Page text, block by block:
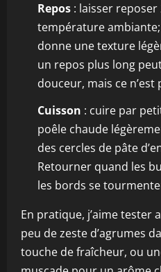
Repos : laisser reposer
température
donne une texture
un repos plus long
douceur, mais ce
Cuisson : cuire par
poêle chaude
des cercles de pâte
Retourner quand les
les bords se
En pratique, j’aime tester
peu de zeste d’agrumes
touche de fraîcheur, ou